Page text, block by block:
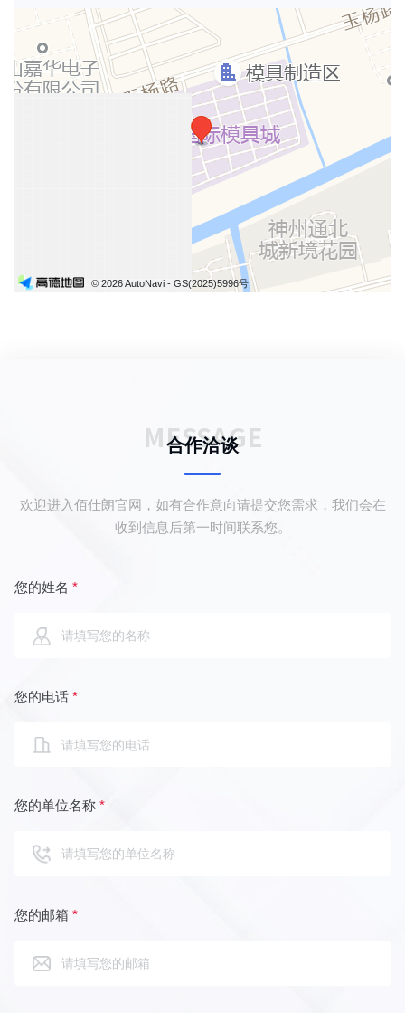
© 2026 AutoNavi - GS(2025)5996号
MESSAGE
合作洽谈
欢迎进入佰仕朗官网，如有合作意向请提交您需求，我们会在
收到信息后第一时间联系您。
您的姓名 *
您的电话 *
您的单位名称 *
您的邮箱 *